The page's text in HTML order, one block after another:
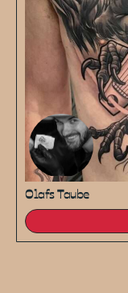
Olafs Taube